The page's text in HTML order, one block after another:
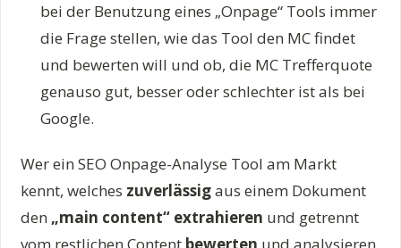
bei der Benutzung eines „Onpage“ Tools immer
die Frage stellen, wie das Tool den MC findet
und bewerten will und ob, die MC Trefferquote
genauso gut, besser oder schlechter ist als bei
Google.
Wer ein SEO Onpage-Analyse Tool am Markt
kennt, welches zuverlässigaus einem Dokument
den „main content“ extrahieren und getrennt
vom restlichen Content bewerten und analysieren